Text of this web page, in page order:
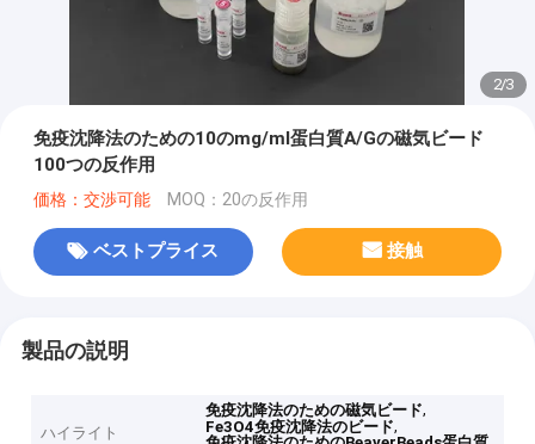
2/3
免疫沈降法のための10のmg/ml蛋白質A/Gの磁気ビード
100つの反作用
価格：交渉可能 MOQ：20の反作用
ベストプライス 接触
製品の説明
ハイライト
免疫沈降法のための磁気ビード,
Fe3O4免疫沈降法のビード,